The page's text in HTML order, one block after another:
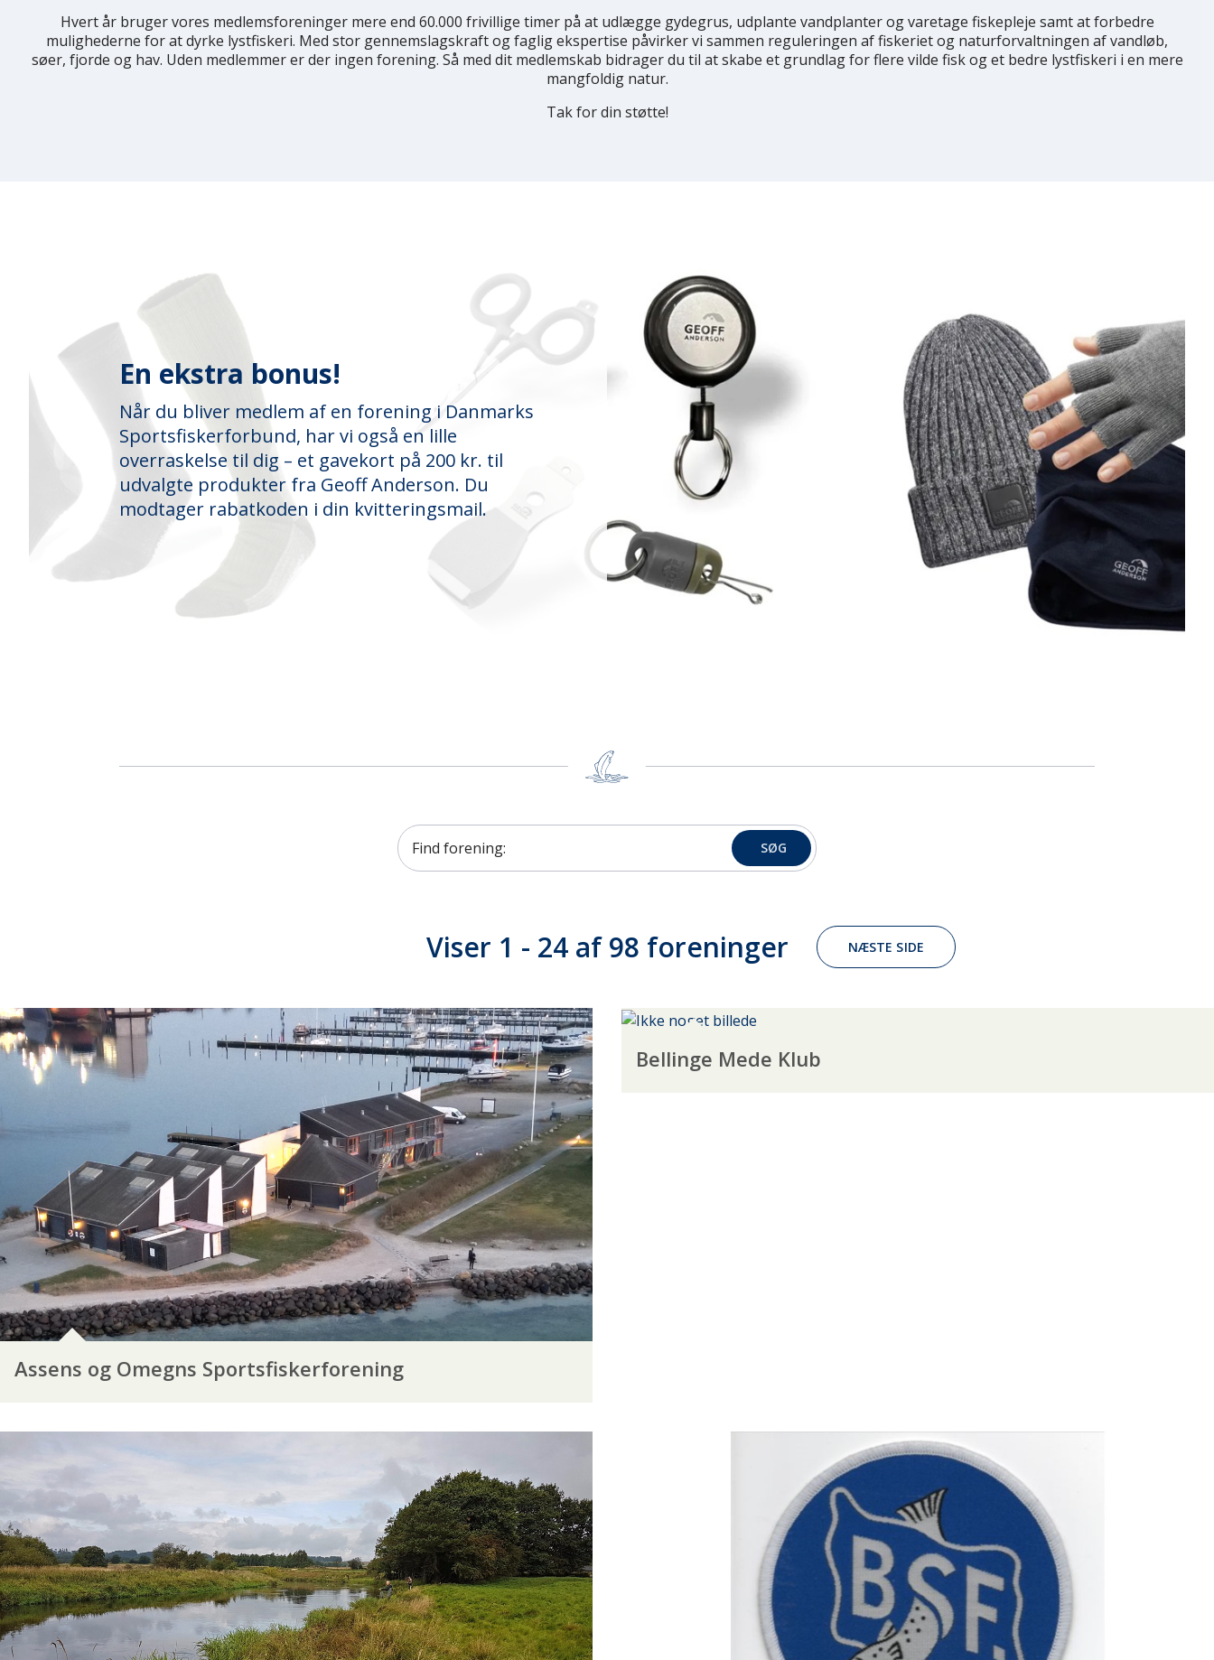
Hvert år bruger vores medlemsforeninger mere end 60.000 frivillige timer på at udlægge gydegrus, udplante vandplanter og varetage fiskepleje samt at forbedre
mulighederne for at dyrke lystfiskeri. Med stor gennemslagskraft og faglig ekspertise påvirker vi sammen reguleringen af fiskeriet og naturforvaltningen af vandløb,
søer, fjorde og hav. Uden medlemmer er der ingen forening. Så med dit medlemskab bidrager du til at skabe et grundlag for flere vilde fisk og et bedre lystfiskeri i en mere
mangfoldig natur.
Tak for din støtte!
En ekstra bonus!
Når du bliver medlem af en forening i Danmarks
Sportsfiskerforbund, har vi også en lille
overraskelse til dig – et gavekort på 200 kr. til
udvalgte produkter fra Geoff Anderson. Du
modtager rabatkoden i din kvitteringsmail.
Find forening: SØG
Viser 1 - 24 af 98 foreninger NÆSTE SIDE
Assens og Omegns Sportsfiskerforening
Bellinge Mede Klub